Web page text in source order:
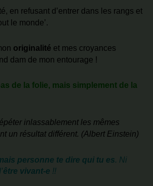
en refusant d’entrer dans les rangs et
le monde’.
originalité et mes croyances
dam de mon entourage !
de la folie, mais simplement de la
inlassablement les mêmes
un résultat différent. (Albert Einstein)
personne te dire qui tu es. Ni
être vivant-e !!